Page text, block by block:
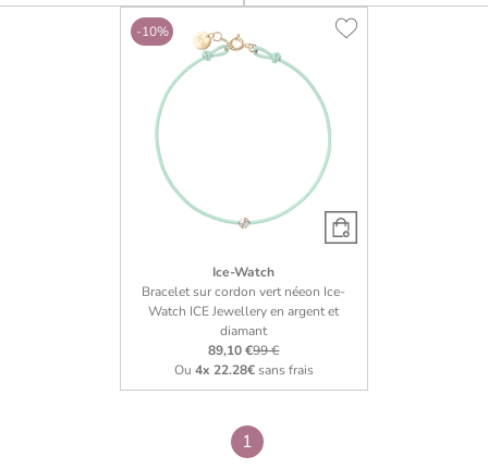
-10%
Ice-Watch
Bracelet sur cordon vert néeon Ice-
Watch ICE Jewellery en argent et
diamant
89,10 €99 €
Ou 4x 22.28€sans frais
1